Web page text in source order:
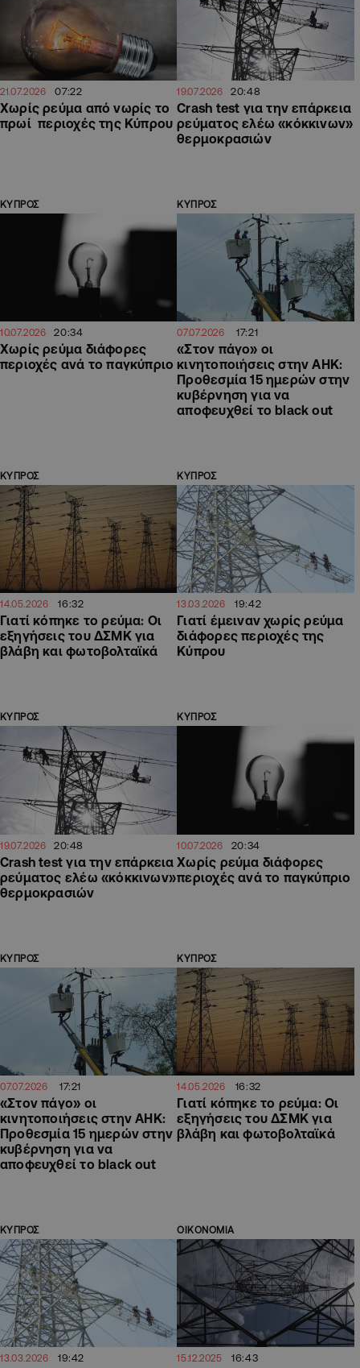
21.07.2026 07:22
Χωρίς ρεύμα από νωρίς το
πρωί περιοχές της Κύπρου
19.07.2026 20:48
Crash test για την επάρκεια
ρεύματος ελέω «κόκκινων»
θερμοκρασιών
ΚΥΠΡΟΣ
10.07.2026 20:34
Χωρίς ρεύμα διάφορες
περιοχές ανά το παγκύπριο
ΚΥΠΡΟΣ
07.07.2026 17:21
«Στον πάγο» οι
κινητοποιήσεις στην ΑΗΚ:
Προθεσμία 15 ημερών στην
κυβέρνηση για να
αποφευχθεί το black out
ΚΥΠΡΟΣ
14.05.2026 16:32
Γιατί κόπηκε το ρεύμα: Οι
εξηγήσεις του ΔΣΜΚ για
βλάβη και φωτοβολταϊκά
ΚΥΠΡΟΣ
13.03.2026 19:42
Γιατί έμειναν χωρίς ρεύμα
διάφορες περιοχές της
Κύπρου
ΚΥΠΡΟΣ
19.07.2026 20:48
Crash test για την επάρκεια
ρεύματος ελέω «κόκκινων»
θερμοκρασιών
ΚΥΠΡΟΣ
10.07.2026 20:34
Χωρίς ρεύμα διάφορες
περιοχές ανά το παγκύπριο
ΚΥΠΡΟΣ
07.07.2026 17:21
«Στον πάγο» οι
κινητοποιήσεις στην ΑΗΚ:
Προθεσμία 15 ημερών στην
κυβέρνηση για να
αποφευχθεί το black out
ΚΥΠΡΟΣ
14.05.2026 16:32
Γιατί κόπηκε το ρεύμα: Οι
εξηγήσεις του ΔΣΜΚ για
βλάβη και φωτοβολταϊκά
ΚΥΠΡΟΣ
13.03.2026 19:42
ΟΙΚΟΝΟΜΙΑ
15.12.2025 16:43